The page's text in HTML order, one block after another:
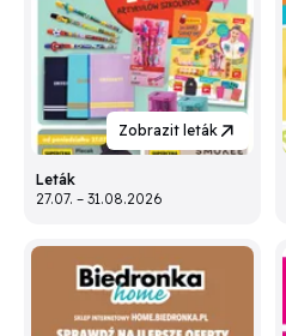
Zobrazit leták
Leták
27.07. – 31.08.2026